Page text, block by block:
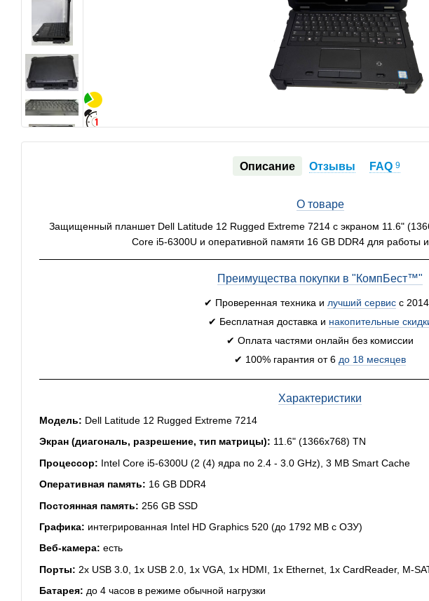
Описание Отзывы FAQ9
О товаре
Защищенный планшет Dell Latitude 12 Rugged Extreme 7214 c экраном 11.6"
Core i5-6300U и оперативной памяти 16 GB DDR4 для работы
Преимущества покупки в "КомпБест™"
✔ Проверенная техника и лучший сервисс 2014
✔ Бесплатная доставка и накопительные
✔ Оплата частями онлайн без комиссии
✔ 100% гарантия от 6 до 18 месяцев
Характеристики
Модель: Dell Latitude 12 Rugged Extreme 7214
Экран (диагональ, разрешение, тип матрицы): 11.6" (1366x768) TN
Процессор: Intel Core i5-6300U (2 (4) ядра по 2.4 - 3.0 GHz), 3 MB Smart Cache
Оперативная память: 16 GB DDR4
Постоянная память: 256 GB SSD
Графика: интегрированная Intel HD Graphics 520 (до 1792 MB с ОЗУ)
Веб-камера: есть
Порты: 2x USB 3.0, 1x USB 2.0, 1x VGA, 1x HDMI, 1x Ethernet, 1x CardReader, M-
Батарея: до 4 часов в режиме обычной нагрузки